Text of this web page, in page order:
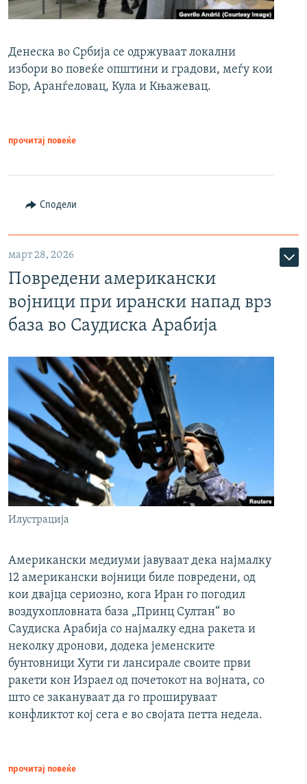
Денеска во Србија се одржуваат локални
избори во повеќе општини и градови, меѓу кои
Бор, Аранѓеловац, Кула и Књажевац.
прочитај повеќе
Сподели
март 28, 2026
Повредени американски
војници при ирански напад врз
база во Саудиска Арабија
Илустрација
Американски медиуми јавуваат дека најмалку
12 американски војници биле повредени, од
кои двајца сериозно, кога Иран го погодил
воздухопловната база „Принц Султан“ во
Саудиска Арабија со најмалку една ракета и
неколку дронови, додека јеменските
бунтовници Хути ги лансирале своите први
ракети кон Израел од почетокот на војната, со
што се закануваат да го прошируваат
конфликтот кој сега е во својата петта недела.
прочитај повеќе